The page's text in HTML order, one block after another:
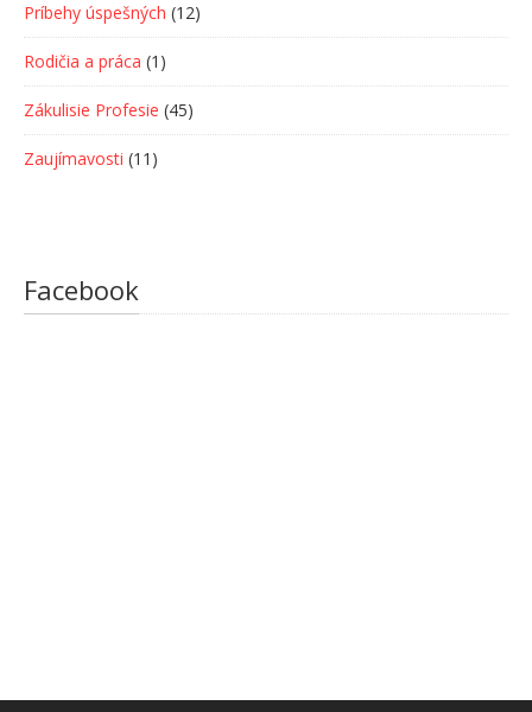
Príbehy úspešných (12)
Rodičia a práca (1)
Zákulisie Profesie (45)
Zaujímavosti (11)
Facebook